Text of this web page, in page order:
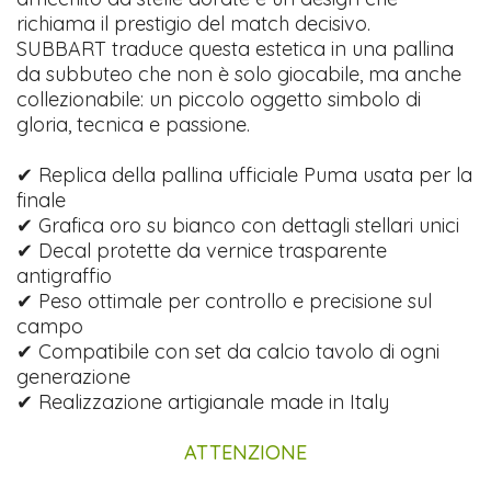
richiama il prestigio del match decisivo.
SUBBART traduce questa estetica in una pallina
da subbuteo che non è solo giocabile, ma anche
collezionabile: un piccolo oggetto simbolo di
gloria, tecnica e passione.
✔ Replica della pallina ufficiale Puma usata per la
finale
✔ Grafica oro su bianco con dettagli stellari unici
✔ Decal protette da vernice trasparente
antigraffio
✔ Peso ottimale per controllo e precisione sul
campo
✔ Compatibile con set da calcio tavolo di ogni
generazione
✔ Realizzazione artigianale made in Italy
ATTENZIONE